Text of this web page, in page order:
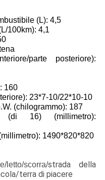
(L): 4,5
100km): 4,1
parte posteriore):
160
23*7-10/22*10-10
(chilogrammo): 187
(di 16) (millimetro):
1490*820*820
letto/scorra/strada della
terra di piacere